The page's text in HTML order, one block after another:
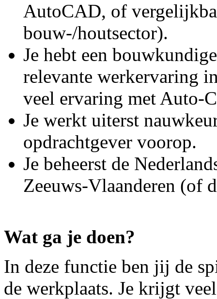
AutoCAD, of
bouw-/houtsector).
Je hebt een
relevante werkervaring
veel ervaring met Auto-
Je werkt uiterst
opdrachtgever voorop.
Je beheerst de
Zeeuws-Vlaanderen (of
Wat ga je doen?
In deze functie ben jij de
de werkplaats. Je krijgt